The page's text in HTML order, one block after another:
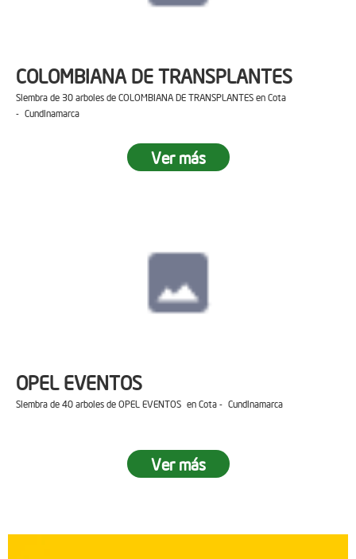
COLOMBIANA DE TRANSPLANTES
Siembra de 30 arboles de COLOMBIANA DE TRANSPLANTES en Cota
- Cundinamarca
Ver más
OPEL EVENTOS
Siembra de 40 arboles de OPEL EVENTOS en Cota - Cundinamarca
Ver más